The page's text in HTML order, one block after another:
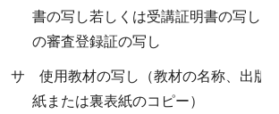
書の写し若しくは受講証明書の写し
の審査登録証の写し
サ 使用教材の写し（教材の名称、出版
紙または裏表紙のコピー）